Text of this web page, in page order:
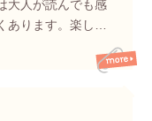
大人が読んでも感
あります。楽し…